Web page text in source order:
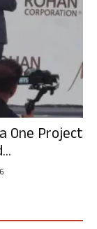
One Project